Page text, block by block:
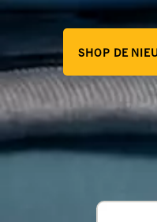
SHOP DE